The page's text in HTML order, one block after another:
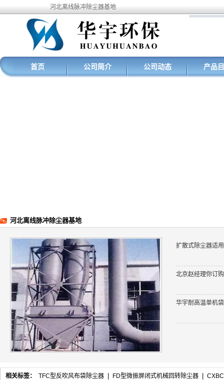
河北离线脉冲除尘器基地
首页 公司简介 公司动态 产品
河北离线脉冲除尘器基地
扩散式除尘器适
北京赵经理你订
华宇耐高温单机
相关标签： TFC型反吹风布袋除尘器 FD型微振屏闭式机械回转除尘器